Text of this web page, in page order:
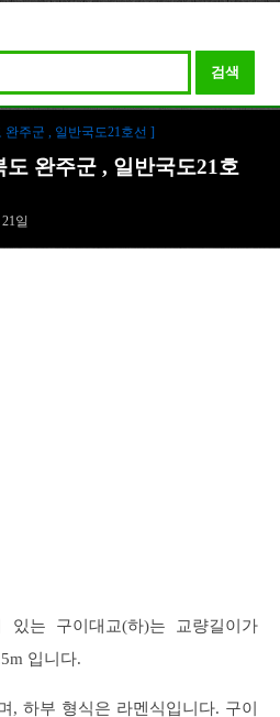
검색
주군 , 일반국도21호선 ]
완주군 , 일반국도21호
일
있는 구이대교(하)는 교량길이가
입니다.
, 하부 형식은 라멘식입니다. 구이